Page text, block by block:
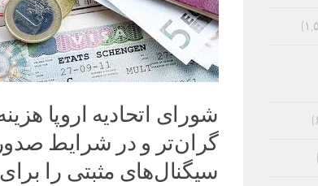
گران‌تر و در شرایط صدور
سیگنال‌های مثبتی را